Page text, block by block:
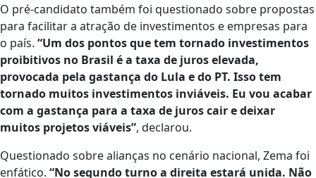
O pré-candidato também foi questionado sobre propostas
para facilitar a atração de investimentos e empresas para
o país. “Um dos pontos que tem tornado investimentos
proibitivos no Brasil é a taxa de juros elevada,
provocada pela gastança do Lula e do PT. Isso tem
tornado muitos investimentos inviáveis. Eu vou acabar
com a gastança para a taxa de juros cair e deixar
muitos projetos viáveis”, declarou.
Questionado sobre alianças no cenário nacional, Zema foi
enfático. “No segundo turno a direita estará unida. Não